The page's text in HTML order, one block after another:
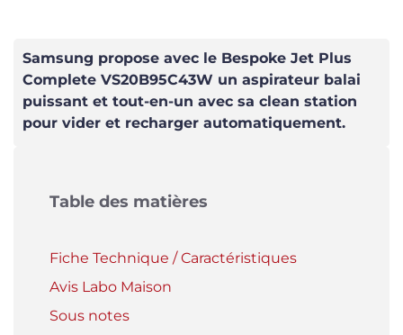
Samsung propose avec le Bespoke Jet Plus
Complete VS20B95C43W un aspirateur balai
puissant et tout-en-un avec sa clean station
pour vider et recharger automatiquement.
Table des matières
Fiche Technique / Caractéristiques
Avis Labo Maison
Sous notes